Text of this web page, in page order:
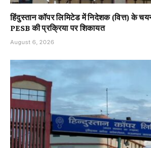
हिंदुस्तान कॉपर लिमिटेड में निदेशक (वित्त) के
PESB की प्रक्रिया पर शिकायत
August 6, 2026